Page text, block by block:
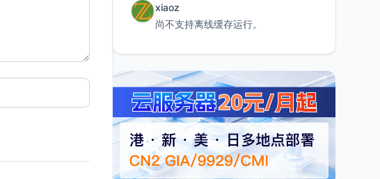
xiaoz
尚不支持离线缓存运行。